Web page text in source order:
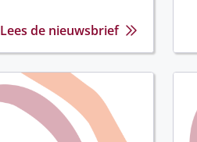
Lees de nieuwsbrief